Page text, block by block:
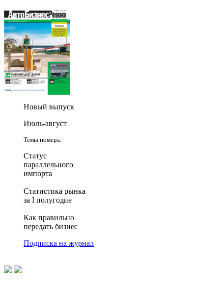
Новый выпуск
Июль-август
Темы номера:
Статус
параллельного
импорта
Статистика рынка
за I полугодие
Как правильно
передать бизнес
Подписка на журнал